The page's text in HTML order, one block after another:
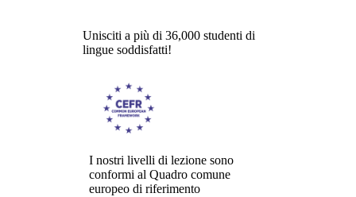
Unisciti a più di 36,000 studenti di
lingue soddisfatti!
I nostri livelli di lezione sono
conformi al Quadro comune
europeo di riferimento